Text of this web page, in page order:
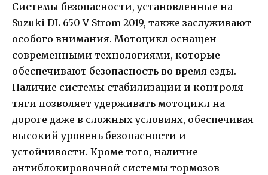
Системы безопасности, установленные на
Suzuki DL 650 V-Strom 2019, также заслуживают
особого внимания. Мотоцикл оснащен
современными технологиями, которые
обеспечивают безопасность во время езды.
Наличие системы стабилизации и контроля
тяги позволяет удерживать мотоцикл на
дороге даже в сложных условиях, обеспечивая
высокий уровень безопасности и
устойчивости. Кроме того, наличие
антиблокировочной системы тормозов